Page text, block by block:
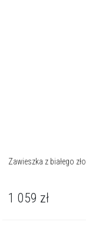
Zawieszka z białego
1 059 zł